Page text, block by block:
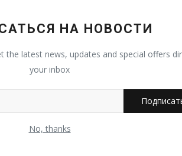
НА НОВОСТИ
the latest news, updates and special offers
your inbox
No, thanks